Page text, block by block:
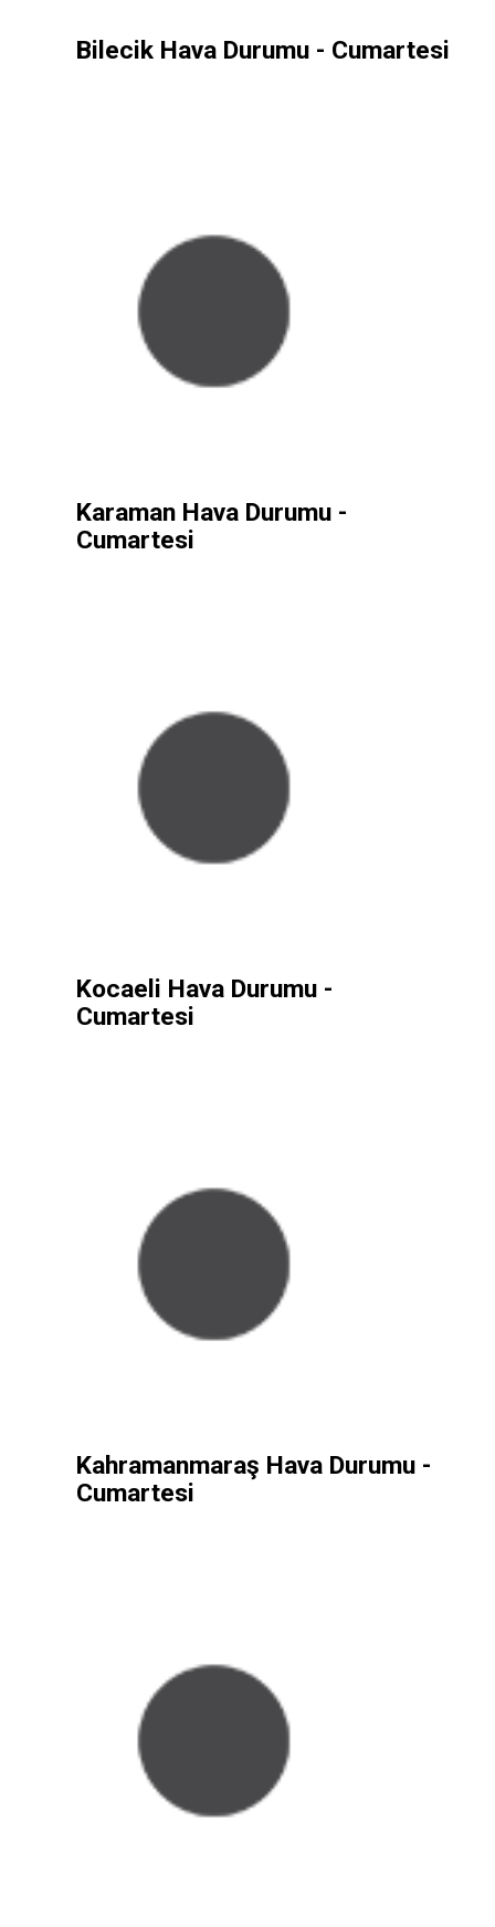
Bilecik Hava Durumu - Cumartesi
Karaman Hava Durumu -
Cumartesi
Kocaeli Hava Durumu -
Cumartesi
Kahramanmaraş Hava Durumu -
Cumartesi